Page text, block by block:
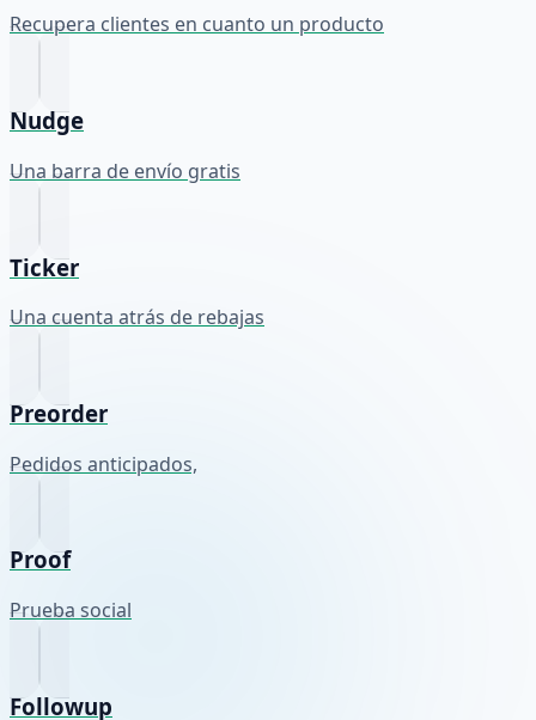
Recupera clientes en cuanto un producto
Nudge
Una barra de envío gratis
Ticker
Una cuenta atrás de rebajas
Preorder
Pedidos anticipados,
Proof
Prueba social
Followup